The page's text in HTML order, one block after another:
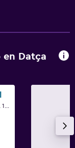
en Datça